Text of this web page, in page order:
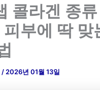
콜라겐 종
피부에 딱 맞
/ 2026년 01월 13일